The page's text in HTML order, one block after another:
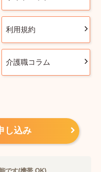
利用規約
介護職コラム
し込み